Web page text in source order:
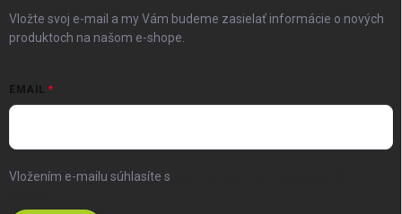
Vložte svoj e-mail a my Vám budeme zasielať informácie o nových
produktoch na našom e-shope.
EMAIL
Vložením e-mailu súhlasíte s